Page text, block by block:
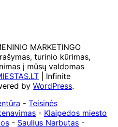
MARKETINGO
turinio kūrimas,
į mūsų valdomas
| Infinite
by WordPress.
- Teisinės
- Klaipedos miesto
- Saulius Narbutas -